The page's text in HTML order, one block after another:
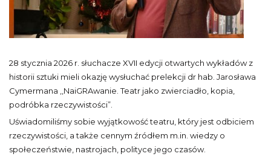
28 stycznia 2026 r. słuchacze XVII edycji otwartych wykładów z
historii sztuki mieli okazję wysłuchać prelekcji dr hab. Jarosława
Cymermana ,,NaiGRAwanie. Teatr jako zwierciadło, kopia,
podróbka rzeczywistości”.
Uświadomiliśmy sobie wyjątkowość teatru, który jest odbiciem
rzeczywistości, a także cennym źródłem m.in. wiedzy o
społeczeństwie, nastrojach, polityce jego czasów.